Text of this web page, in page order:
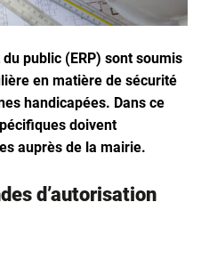
public (ERP) sont soumis
en matière de sécurité
handicapées. Dans ce
doivent
auprès de la mairie.
d’autorisation